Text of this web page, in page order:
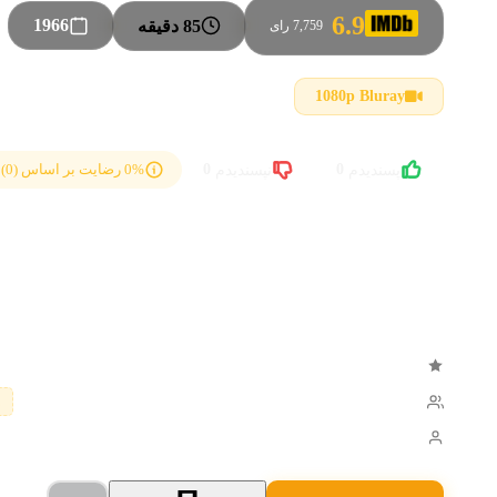
6.9 7,759 رای 85 دقیقه 1966
1080p Bluray
0% رضایت بر اساس (0) رای کاربران